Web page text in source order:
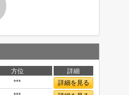
方位
詳細
***
詳細を見る